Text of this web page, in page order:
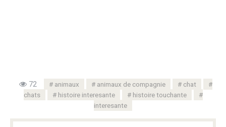
72 animaux animaux de compagnie
chat
chats
histoire interesante
histoire touchante
interesante